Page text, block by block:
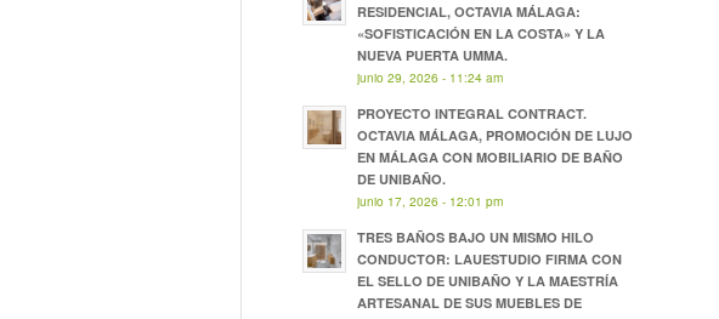
RESIDENCIAL, OCTAVIA MÁLAGA:
«SOFISTICACIÓN EN LA COSTA» Y LA
NUEVA PUERTA UMMA.
junio 29, 2026 - 11:24 am
PROYECTO INTEGRAL CONTRACT.
OCTAVIA MÁLAGA, PROMOCIÓN DE LUJO
EN MÁLAGA CON MOBILIARIO DE BAÑO
DE UNIBAÑO.
junio 17, 2026 - 12:01 pm
TRES BAÑOS BAJO UN MISMO HILO
CONDUCTOR: LAUESTUDIO FIRMA CON
EL SELLO DE UNIBAÑO Y LA MAESTRÍA
ARTESANAL DE SUS MUEBLES DE